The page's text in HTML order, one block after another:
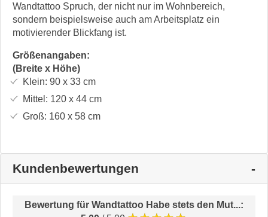
Wandtattoo Spruch, der nicht nur im Wohnbereich,
sondern beispielsweise auch am Arbeitsplatz ein
motivierender Blickfang ist.
Größenangaben:
(Breite x Höhe)
Klein: 90 x 33cm
Mittel: 120 x 44cm
Groß: 160 x 58cm
Kundenbewertungen
Bewertung für Wandtattoo Habe stets den Mut...: